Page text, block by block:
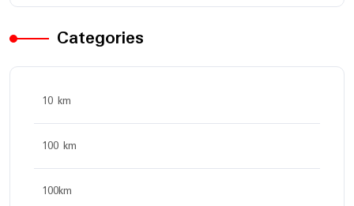
Categories
10 km
100 km
100km